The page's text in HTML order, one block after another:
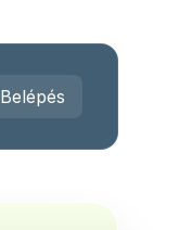
Belépés